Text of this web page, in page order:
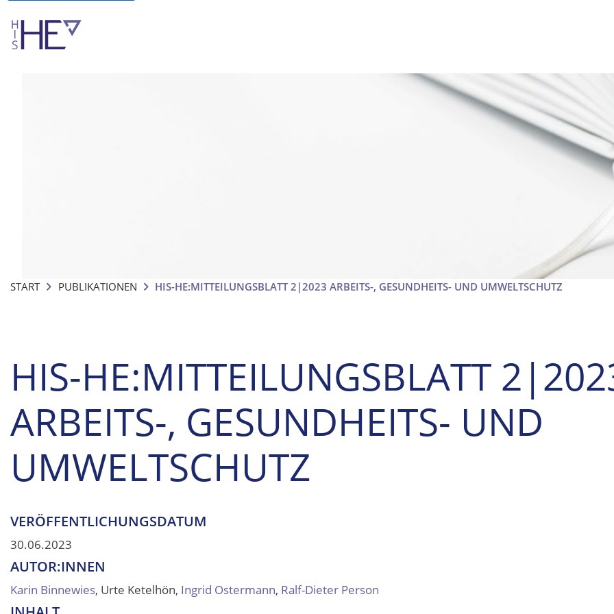
START PUBLIKATIONEN HIS-HE:MITTEILUNGSBLATT 2|2023 ARBEITS-, GESUNDHEITS- UND UMWELTSCHUTZ
HIS-HE:MITTEILUNGSBLATT
ARBEITS-, GESUNDHEITS- UND
UMWELTSCHUTZ
VERÖFFENTLICHUNGSDATUM
30.06.2023
AUTOR:INNEN
Karin Binnewies, Urte Ketelhön, Ingrid Ostermann, Ralf-Dieter Person